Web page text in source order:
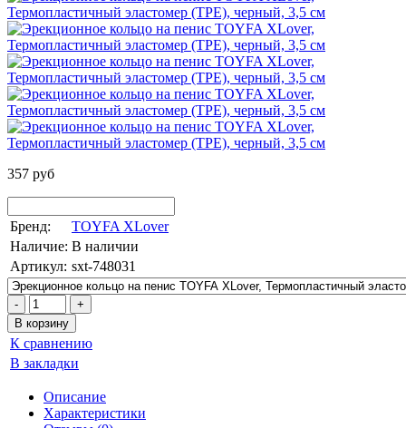
357 руб
Бренд:
TOYFA XLover
Наличие: В наличии
Артикул: sxt-748031
К сравнению
В закладки
Описание
Характеристики